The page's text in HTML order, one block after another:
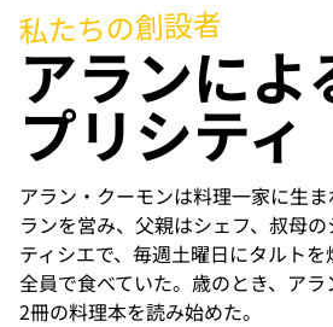
アランによ
プリシティ
私たちの創設者
アラン・クーモンは料理一家に生
ランを営み、父親はシェフ、叔母
ティシエで、毎週土曜日にタルト
全員で食べていた。歳のとき、ア
2冊の料理本を読み始めた。